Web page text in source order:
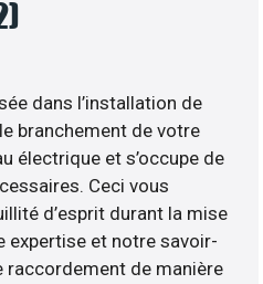
dans l’installation de
branchement de votre
électrique et s’occupe de
Ceci vous
d’esprit durant la mise
expertise et notre savoir-
de manière